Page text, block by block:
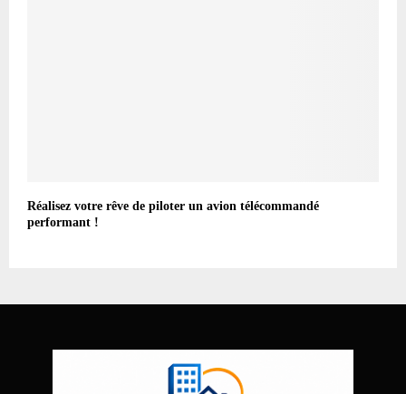
Réalisez votre rêve de piloter un avion télécommandé
performant !